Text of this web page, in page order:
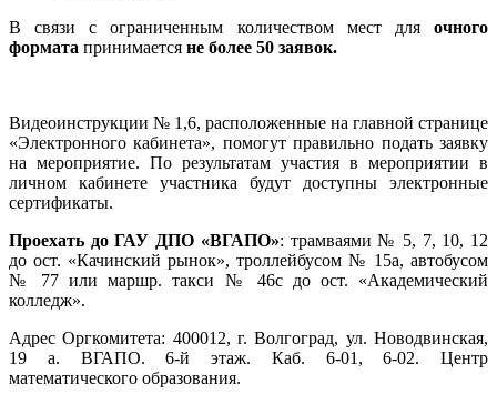
В связи с ограниченным количеством мест для очного
формата принимается не более 50 заявок.
Видеоинструкции № 1,6, расположенные на главной странице
«Электронного кабинета», помогут правильно подать заявку
на мероприятие. По результатам участия в мероприятии в
личном кабинете участника будут доступны электронные
сертификаты.
Проехать до ГАУ ДПО «ВГАПО»: трамваями № 5, 7, 10, 12
до ост. «Качинский рынок», троллейбусом № 15а, автобусом
№ 77 или маршр. такси № 46с до ост. «Академический
колледж».
Адрес Оргкомитета: 400012, г. Волгоград, ул. Новодвинская,
19 а. ВГАПО. 6-й этаж. Каб. 6-01, 6-02. Центр
математического образования.